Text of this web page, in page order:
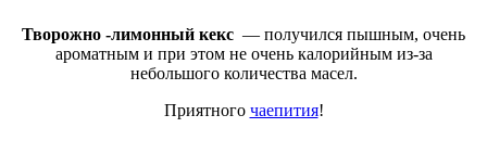
Творожно -лимонный кекс — получился пышным, очень
ароматным и при этом не очень калорийным из-за
небольшого количества масел.
Приятного чаепития!